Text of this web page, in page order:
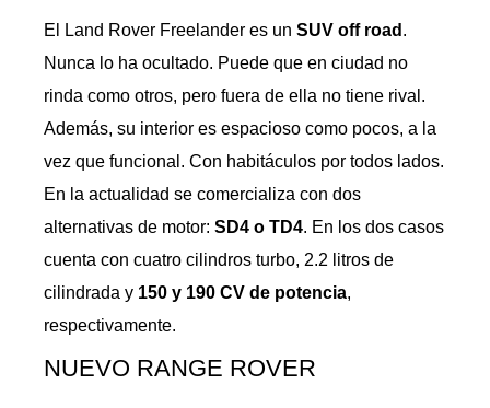
El Land Rover Freelander es un SUV off road .
Nunca lo ha ocultado. Puede que en ciudad no
rinda como otros, pero fuera de ella no tiene rival.
Además, su interior es espacioso como pocos, a la
vez que funcional. Con habitáculos por todos lados.
En la actualidad se comercializa con dos
alternativas de motor: SD4 o TD4. En los dos casos
cuenta con cuatro cilindros turbo, 2.2 litros de
cilindrada y 150 y 190 CV de potencia,
respectivamente.
NUEVO RANGE ROVER